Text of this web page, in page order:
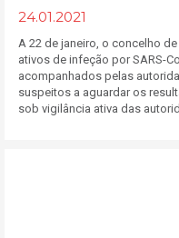
24.01.2021
A 22 de janeiro, o concelho
ativos de infeção por SARS-
acompanhados pelas
suspeitos a aguardar os
sob vigilância ativa das